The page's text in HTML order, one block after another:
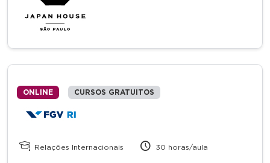
ONLINE CURSOS GRATUITOS
Relações Internacionais 30 horas/aula